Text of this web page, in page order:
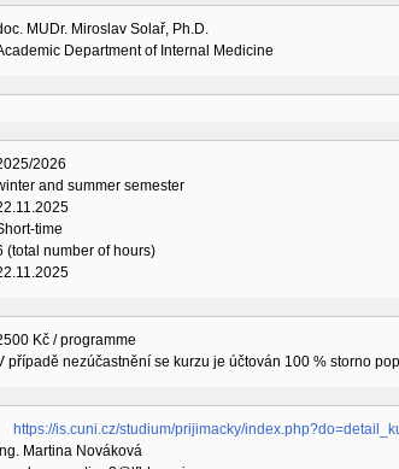
MUDr. Miroslav Solař, Ph.D.
Department of Internal Medicine
2026
and summer semester
time
(total number of hours)
Kč / programme
případě nezúčastnění se kurzu je účtován 100 % storno
https://is.cuni.cz/studium/prijimacky/
Ing. Martina Nováková